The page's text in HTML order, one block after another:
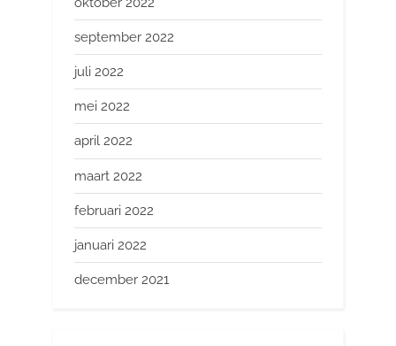
september 2022
juli 2022
mei 2022
april 2022
maart 2022
februari 2022
januari 2022
december 2021